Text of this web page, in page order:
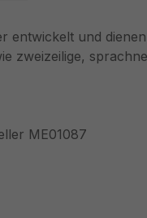
und
zweizeilige,
ME01087